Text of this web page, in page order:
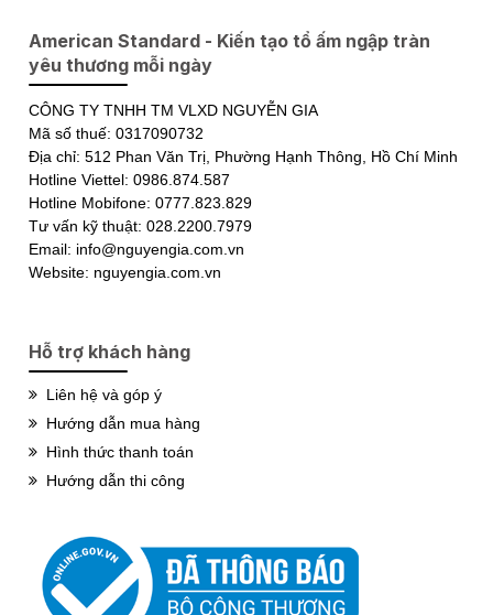
American Standard - Kiến tạo tổ ấm ngập tràn
yêu thương mỗi ngày
CÔNG TY TNHH TM VLXD NGUYỄN GIA
Mã số thuế: 0317090732
Địa chỉ: 512 Phan Văn Trị, Phường Hạnh Thông, Hồ Chí Minh
Hotline Viettel: 0986.874.587
Hotline Mobifone: 0777.823.829
Tư vấn kỹ thuật: 028.2200.7979
Email: info@nguyengia.com.vn
Website: nguyengia.com.vn
Hỗ trợ khách hàng
Liên hệ và góp ý
Hướng dẫn mua hàng
Hình thức thanh toán
Hướng dẫn thi công